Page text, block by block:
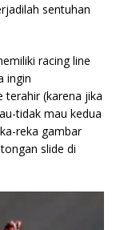
sentuhan
racing line
ingin
terahir (karena jika
tidak mau kedua
reka gambar
slide di